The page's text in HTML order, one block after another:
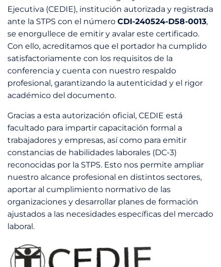
Ejecutiva (CEDIE), institución autorizada y registrada
ante la STPS con el número CDI-240524-D58-0013,
se enorgullece de emitir y avalar este certificado.
Con ello, acreditamos que el portador ha cumplido
satisfactoriamente con los requisitos de la
conferencia y cuenta con nuestro respaldo
profesional, garantizando la autenticidad y el rigor
académico del documento.
Gracias a esta autorización oficial, CEDIE está
facultado para impartir capacitación formal a
trabajadores y empresas, así como para emitir
constancias de habilidades laborales (DC-3)
reconocidas por la STPS. Esto nos permite ampliar
nuestro alcance profesional en distintos sectores,
aportar al cumplimiento normativo de las
organizaciones y desarrollar planes de formación
ajustados a las necesidades específicas del mercado
laboral.